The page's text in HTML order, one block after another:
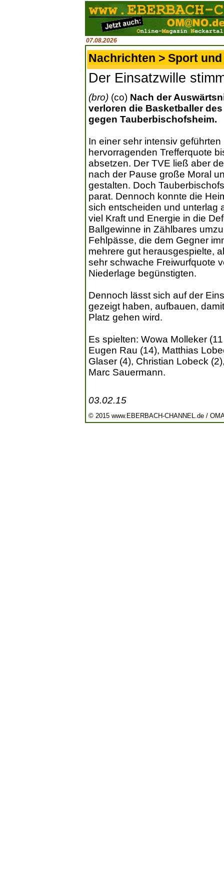
07.08.2026
Nachrichten > Sport
Der Einsatzwille
(bro) (co) Nach der
verloren die Basketballer
gegen Tauberbischofsheim.
In einer sehr intensiv
hervorragenden Trefferquote
absetzen. Der TVE ließ aber
nach der Pause große Moral
gestalten. Doch
parat. Dennoch konnte die
sich entscheiden und unterlag
viel Kraft und Energie in die
Ballgewinne in Zählbares
Fehlpässe, die dem Gegner
mehrere gut herausgespielte,
sehr schwache Freiwurfquote
Niederlage begünstigten.
Dennoch lässt sich auf der
gezeigt haben, aufbauen,
Platz gehen wird.
Es spielten: Wowa Molleker
Eugen Rau (14), Matthias
Glaser (4), Christian Lobeck
Marc Sauermann.
03.02.15
© 2015 www.EBERBACH-CHANNEL.de /